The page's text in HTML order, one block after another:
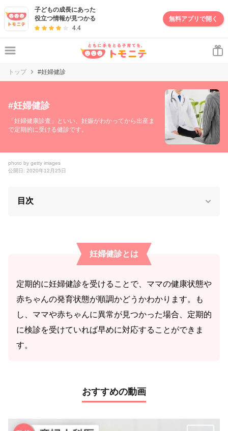
子どもの成長にあった
役立つ情報が見つかる
4.4
無料アプリで開く
トップ #妊婦健診
#妊婦健診
「妊婦健康診査」といい、妊娠がわかってから出産ま
で定期的に受ける健診です。
photo by getty images
公開日: 2020年12月25日
目次
妊婦健診とは
定期的に妊婦健診を受けることで、ママの健康状態や
赤ちゃんの発育状態が順調かどうかわかります。も
し、ママや赤ちゃんに異常が見つかった場合、定期的
に検診を受けていれば早めに対応することができま
す。
おすすめの動画